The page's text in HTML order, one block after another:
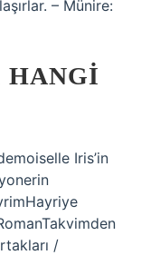
– Münire:
HANGI
Iris’in
/